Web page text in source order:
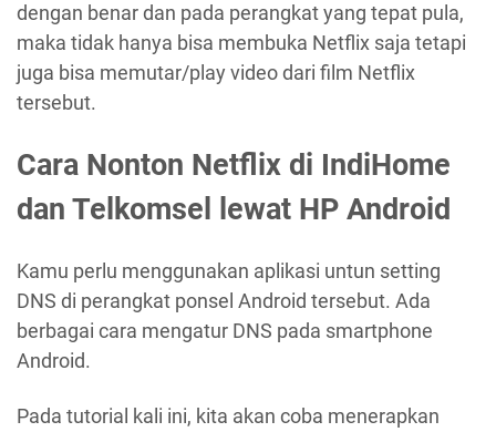
dengan benar dan pada perangkat yang tepat pula,
maka tidak hanya bisa membuka Netflix saja tetapi
juga bisa memutar/play video dari film Netflix
tersebut.
Cara Nonton Netflix di IndiHome
dan Telkomsel lewat HP Android
Kamu perlu menggunakan aplikasi untun setting
DNS di perangkat ponsel Android tersebut. Ada
berbagai cara mengatur DNS pada smartphone
Android.
Pada tutorial kali ini, kita akan coba menerapkan